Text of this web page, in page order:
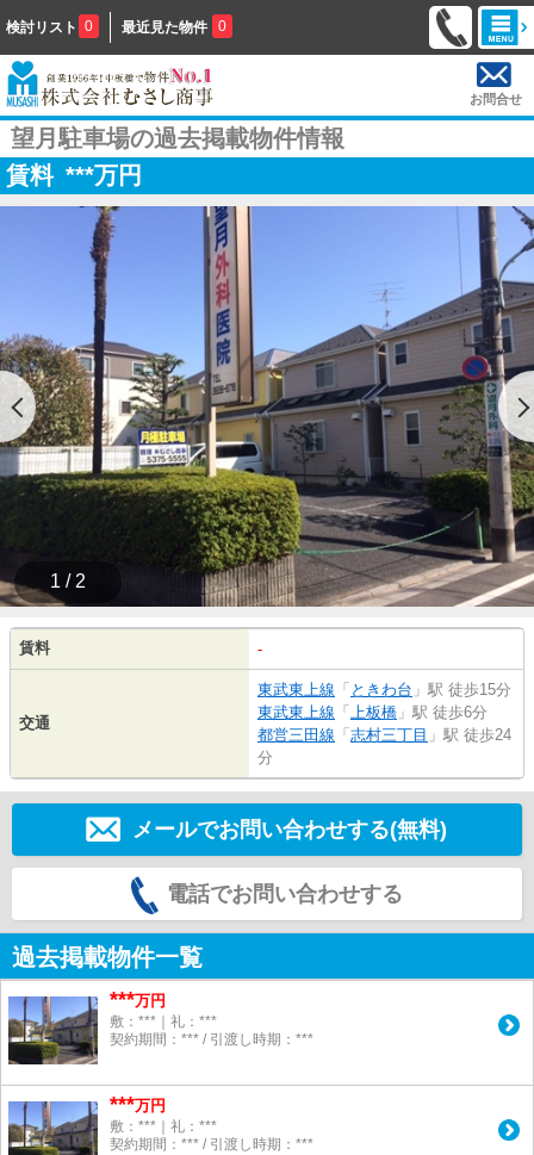
検討リスト 0 最近見た物件 0
お問合せ
望月駐車場の過去掲載物件情報
賃料 ***万円
1 / 2
賃料 -
交通
東武東上線 「 ときわ台 」駅 徒歩15分
東武東上線 「 上板橋 」駅 徒歩6分
都営三田線 「 志村三丁目 」駅 徒歩24
分
メールでお問い合わせする(無料)
電話でお問い合わせする
過去掲載物件一覧
***万円
敷：***｜礼：***
契約期間：*** / 引渡し時期：***
***万円
敷：***｜礼：***
契約期間：*** / 引渡し時期：***